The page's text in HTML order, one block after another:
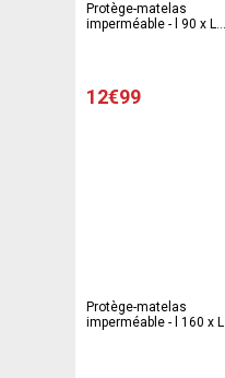
Protège-matelas
imperméable - l 90 x L
12€99
Protège-matelas
imperméable - l 160 x L